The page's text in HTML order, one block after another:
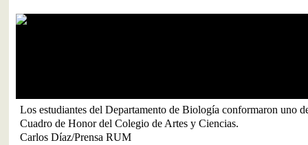
Los estudiantes del Departamento de Biología conformaron uno
Cuadro de Honor del Colegio de Artes y Ciencias.
Carlos Díaz/Prensa RUM